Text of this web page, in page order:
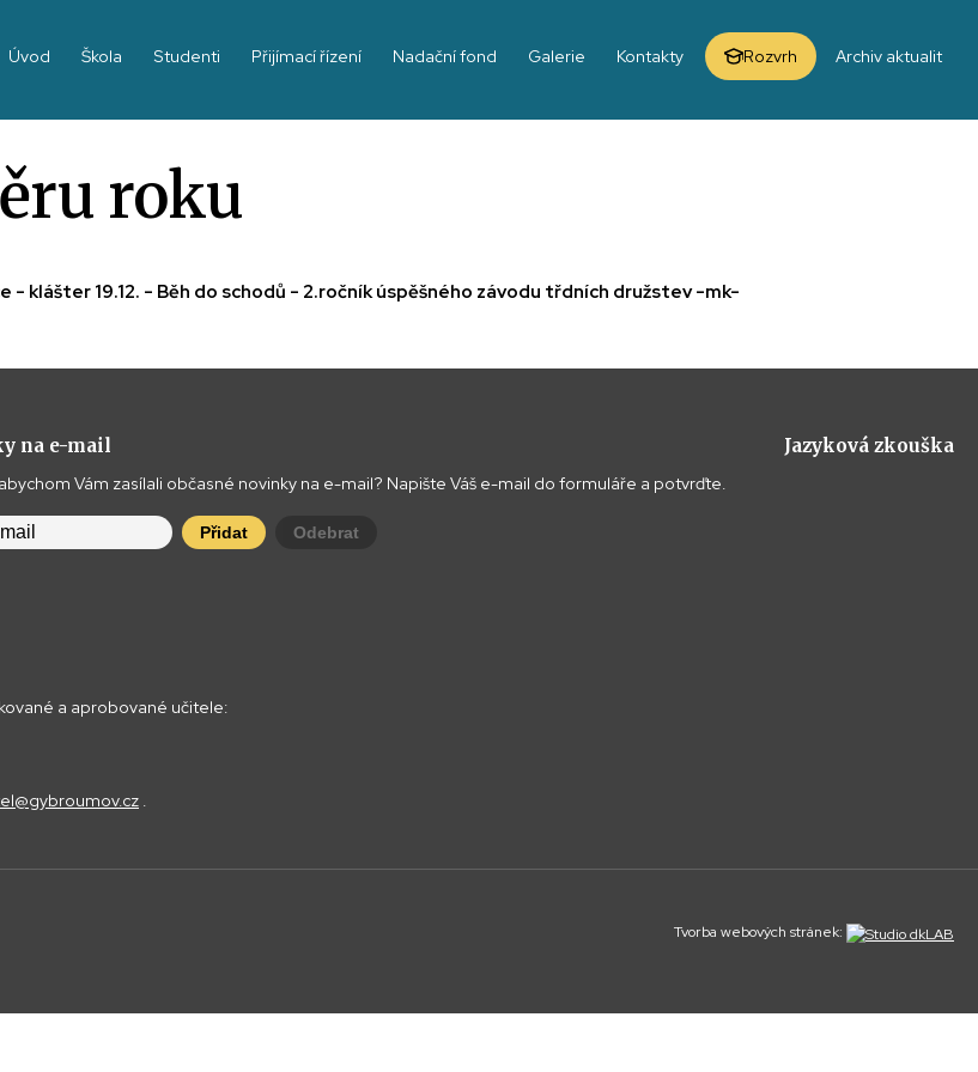
Úvod Škola Studenti Přijímací řízení Nadační fond Galerie Kontakty Rozvrh Archiv aktualit
roku
- klášter 19.12. - Běh do schodů - 2.ročník úspěšného závodu třdních družstev -mk-
na e-mail
Vám zasílali občasné novinky na e-mail? Napište Váš e-mail do formuláře a potvrďte.
Přidat Odebrat
Jazyková zkouška
a aprobované učitele:
.
Tvorba webových stránek: